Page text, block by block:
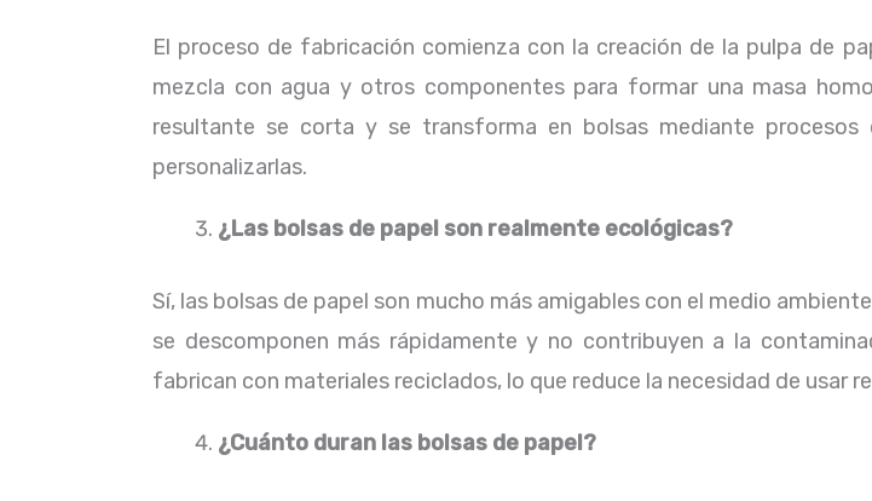
El proceso de fabricación comienza con la creación de la pulpa de
mezcla con agua y otros componentes para formar una masa
resultante se corta y se transforma en bolsas mediante
personalizarlas.
¿Las bolsas de papel son realmente ecológicas?
Sí, las bolsas de papel son mucho más amigables con el medio
se descomponen más rápidamente y no contribuyen a la
fabrican con materiales reciclados, lo que reduce la necesidad de usar
¿Cuánto duran las bolsas de papel?